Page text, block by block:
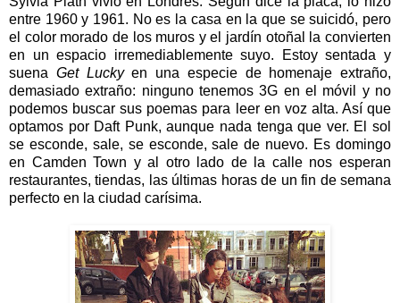
entre 1960 y 1961. No es la casa en la que se suicidó, pero
el color morado de los muros y el jardín otoñal la convierten
en un espacio irremediablemente suyo. Estoy sentada y
suena Get Luckyen una especie de homenaje extraño,
demasiado extraño: ninguno tenemos 3G en el móvil y no
podemos buscar sus poemas para leer en voz alta. Así que
optamos por Daft Punk, aunque nada tenga que ver. El sol
se esconde, sale, se esconde, sale de nuevo. Es domingo
en Camden Town y al otro lado de la calle nos esperan
restaurantes, tiendas, las últimas horas de un fin de semana
perfecto en la ciudad carísima.